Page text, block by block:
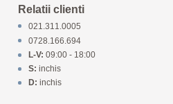
Relatii clienti
021.311.0005
0728.166.694
L-V: 09:00 - 18:00
S: inchis
D: inchis